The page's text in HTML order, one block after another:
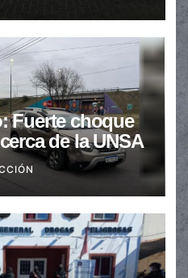
Fuerte choque
de la UNSA